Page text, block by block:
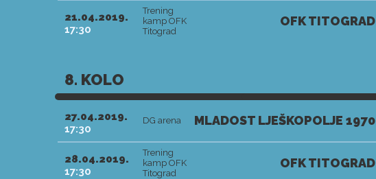
21.04.2019.
17:30
Trening
kamp OFK
Titograd
OFK TITOGRAD
8. KOLO
27.04.2019.
17:30
DG arena MLADOST LJEŠKOPOLJE 1970
28.04.2019.
17:30
Trening
kamp OFK
Titograd
OFK TITOGRAD